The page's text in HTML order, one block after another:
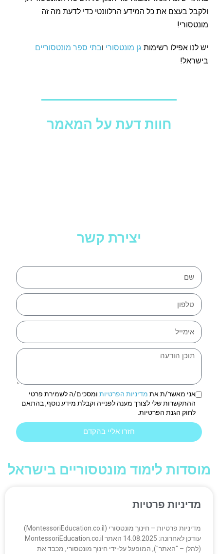
ולקבל בעצם את כל המידע הרלוונטי כדי לדעת מה זה
מונטסורי!
יש לנו אפילו רשימות גן מונטסורי ובתי ספר מונטסוריים
בישראל!
חוות דעת על המאמר
יצירת קשר
אני מאשר/ת את מדיניות הפרטיות ומסכים/ה לשמירת פרטי
ההתקשרות שלי לצורך מענה לפנייה וקבלת מידע נוסף, בהתאם
לחוק הגנת הפרטיות.
חזרו אליי בהקדם
מוסדות לימוד מונטסוריים בישראל
מדיניות פרטיות
מדיניות פרטיות – חינוך מונטסורי (MontessoriEducation.co.il)
עודכן לאחרונה: 14.08.2025 האתר MontessoriEducation.co.il
(להלן – "האתר"), המופעל על-ידי חינוך מונטסורי, מכבד את